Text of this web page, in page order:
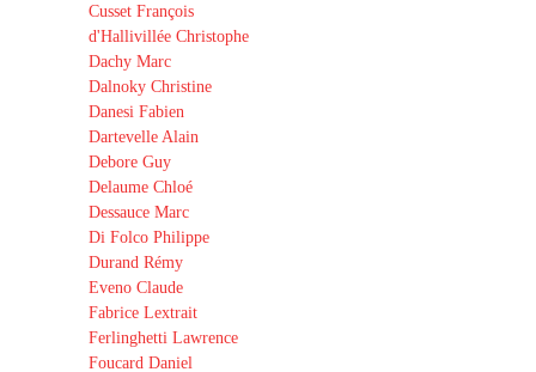
Cusset François
d'Hallivillée Christophe
Dachy Marc
Dalnoky Christine
Danesi Fabien
Dartevelle Alain
Debore Guy
Delaume Chloé
Dessauce Marc
Di Folco Philippe
Durand Rémy
Eveno Claude
Fabrice Lextrait
Ferlinghetti Lawrence
Foucard Daniel